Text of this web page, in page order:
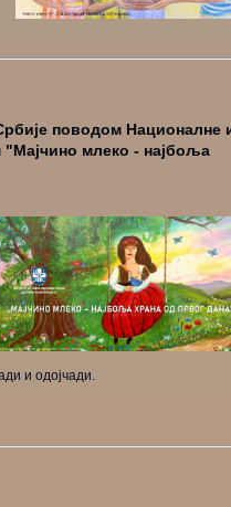
поводом Националне
млеко - најбоља
и одојчади.